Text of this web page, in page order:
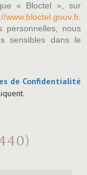
« Bloctel », sur
www.bloctel.gouv.fr.
personnelles, nous
sensibles dans le
de Confidentialité